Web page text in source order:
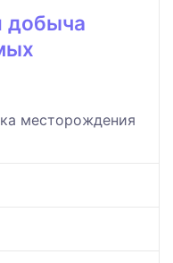
добыча
месторождения